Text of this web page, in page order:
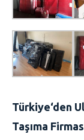
Türkiye‘den
Taşıma